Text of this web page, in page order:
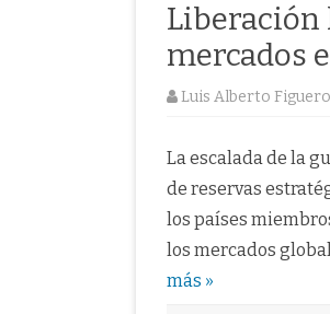
Liberación
mercados
Luis Alberto
La escalada de la
de reservas
los países
los mercados
más »